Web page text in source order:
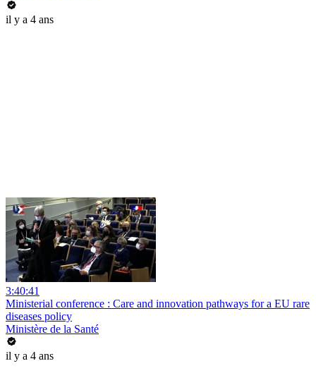
il y a 4 ans
3:40:41
Ministerial conference : Care and innovation pathways for a EU rare
diseases policy
Ministère de la Santé
il y a 4 ans